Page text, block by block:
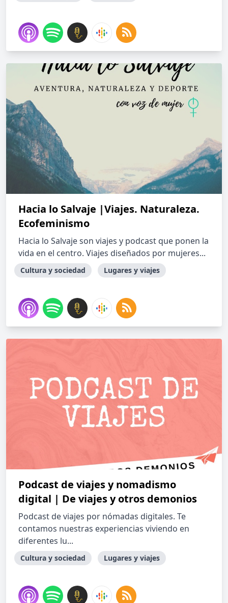
Hacia lo Salvaje |Viajes. Naturaleza.
Ecofeminismo
Hacia lo Salvaje son viajes y podcast que ponen la
vida en el centro. Viajes diseñados por mujeres...
Cultura y sociedad Lugares y viajes
Podcast de viajes y nomadismo
digital | De viajes y otros demonios
Podcast de viajes por nómadas digitales. Te
contamos nuestras experiencias viviendo en
diferentes lu...
Cultura y sociedad Lugares y viajes